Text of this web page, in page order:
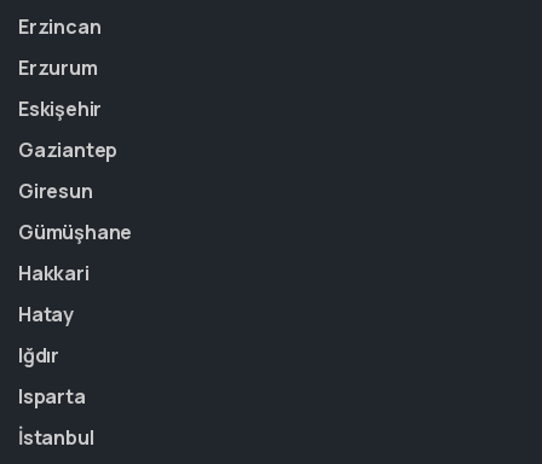
Erzincan
Erzurum
Eskişehir
Gaziantep
Giresun
Gümüşhane
Hakkari
Hatay
Iğdır
Isparta
İstanbul